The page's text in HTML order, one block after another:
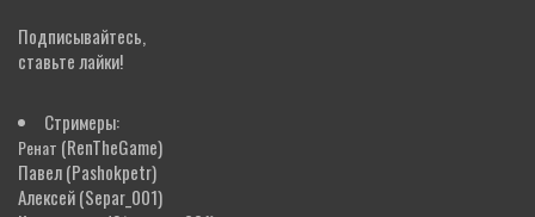
Подписывайтесь,
ставьте лайки!
Стримеры:
Ренат (RenTheGame)
Павел(Pashokpetr)
Алексей(Separ_001)